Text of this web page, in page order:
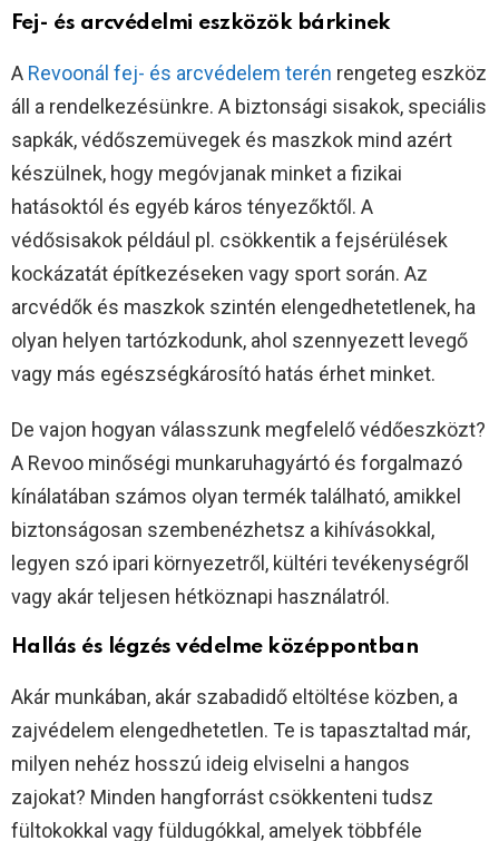
Fej- és arcvédelmi eszközök bárkinek
A Revoonál fej- és arcvédelem terén rengeteg eszköz
áll a rendelkezésünkre. A biztonsági sisakok, speciális
sapkák, védőszemüvegek és maszkok mind azért
készülnek, hogy megóvjanak minket a fizikai
hatásoktól és egyéb káros tényezőktől. A
védősisakok például pl. csökkentik a fejsérülések
kockázatát építkezéseken vagy sport során. Az
arcvédők és maszkok szintén elengedhetetlenek, ha
olyan helyen tartózkodunk, ahol szennyezett levegő
vagy más egészségkárosító hatás érhet minket.
De vajon hogyan válasszunk megfelelő védőeszközt?
A Revoo minőségi munkaruhagyártó és forgalmazó
kínálatában számos olyan termék található, amikkel
biztonságosan szembenézhetsz a kihívásokkal,
legyen szó ipari környezetről, kültéri tevékenységről
vagy akár teljesen hétköznapi használatról.
Hallás és légzés védelme középpontban
Akár munkában, akár szabadidő eltöltése közben, a
zajvédelem elengedhetetlen. Te is tapasztaltad már,
milyen nehéz hosszú ideig elviselni a hangos
zajokat? Minden hangforrást csökkenteni tudsz
fültokokkal vagy füldugókkal, amelyek többféle